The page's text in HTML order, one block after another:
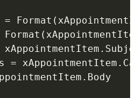
= Format (
Format (
xAppointmentItem .
= xAppointmentItem .
. Body